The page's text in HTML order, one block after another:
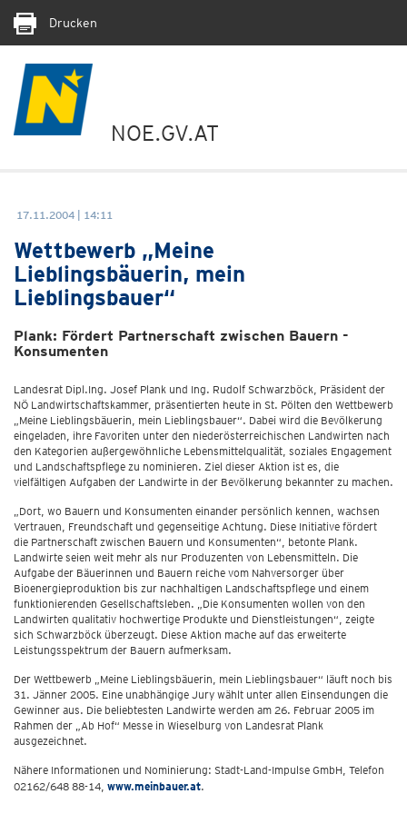
Drucken
NOE.GV.AT
17.11.2004 | 14:11
Wettbewerb „Meine
Lieblingsbäuerin, mein
Lieblingsbauer“
Plank: Fördert Partnerschaft zwischen Bauern -
Konsumenten
Landesrat Dipl.Ing. Josef Plank und Ing. Rudolf Schwarzböck, Präsident der
NÖ Landwirtschaftskammer, präsentierten heute in St. Pölten den Wettbewerb
„Meine Lieblingsbäuerin, mein Lieblingsbauer“. Dabei wird die Bevölkerung
eingeladen, ihre Favoriten unter den niederösterreichischen Landwirten nach
den Kategorien außergewöhnliche Lebensmittelqualität, soziales Engagement
und Landschaftspflege zu nominieren. Ziel dieser Aktion ist es, die
vielfältigen Aufgaben der Landwirte in der Bevölkerung bekannter zu machen.
„Dort, wo Bauern und Konsumenten einander persönlich kennen, wachsen
Vertrauen, Freundschaft und gegenseitige Achtung. Diese Initiative fördert
die Partnerschaft zwischen Bauern und Konsumenten“, betonte Plank.
Landwirte seien weit mehr als nur Produzenten von Lebensmitteln. Die
Aufgabe der Bäuerinnen und Bauern reiche vom Nahversorger über
Bioenergieproduktion bis zur nachhaltigen Landschaftspflege und einem
funktionierenden Gesellschaftsleben. „Die Konsumenten wollen von den
Landwirten qualitativ hochwertige Produkte und Dienstleistungen“, zeigte
sich Schwarzböck überzeugt. Diese Aktion mache auf das erweiterte
Leistungsspektrum der Bauern aufmerksam.
Der Wettbewerb „Meine Lieblingsbäuerin, mein Lieblingsbauer“ läuft noch bis
31. Jänner 2005. Eine unabhängige Jury wählt unter allen Einsendungen die
Gewinner aus. Die beliebtesten Landwirte werden am 26. Februar 2005 im
Rahmen der „Ab Hof“ Messe in Wieselburg von Landesrat Plank
ausgezeichnet.
Nähere Informationen und Nominierung: Stadt-Land-Impulse GmbH, Telefon
02162/648 88-14, www.meinbauer.at.